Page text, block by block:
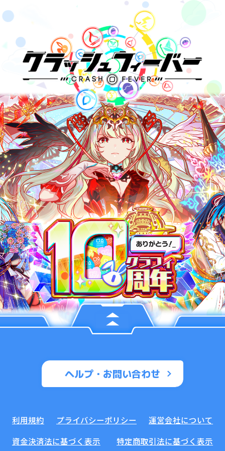
ヘルプ・お問い合わせ
利用規約 プライバシーポリシー
運営会社について
資金決済法に基づく表示
特定商取引法に基づく表示